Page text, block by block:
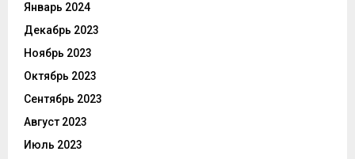
Январь 2024
Декабрь 2023
Ноябрь 2023
Октябрь 2023
Сентябрь 2023
Август 2023
Июль 2023